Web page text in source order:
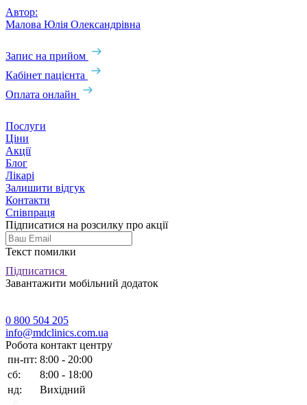
Автор:
Малова Юлія Олександрівна
Запис на прийом
Кабінет пацієнта
Оплата онлайн
Послуги
Ціни
Акції
Блог
Лікарі
Залишити відгук
Контакти
Співпраця
Підписатися на розсилку про акції
Текст помилки
Підписатися
Завантажити мобільний додаток
0 800 504 205
info@mdclinics.com.ua
Робота контакт центру
пн-пт: 8:00 - 20:00
сб:
8:00 - 18:00
нд:
Вихідний